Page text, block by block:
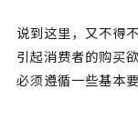
说到这里，又不得
引起消费者的购买
必须遵循一些基本